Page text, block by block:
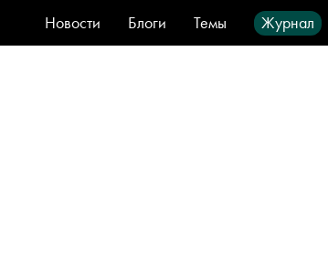
Новости Блоги Темы Журнал
Стиль
Видео Город